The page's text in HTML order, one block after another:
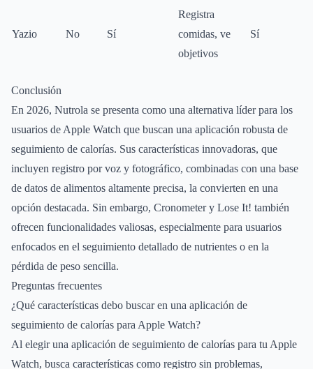
Yazio No Sí
Registra
comidas, ve
objetivos
Sí
Conclusión
En 2026, Nutrola se presenta como una alternativa líder para los
usuarios de Apple Watch que buscan una aplicación robusta de
seguimiento de calorías. Sus características innovadoras, que
incluyen registro por voz y fotográfico, combinadas con una base
de datos de alimentos altamente precisa, la convierten en una
opción destacada. Sin embargo, Cronometer y Lose It! también
ofrecen funcionalidades valiosas, especialmente para usuarios
enfocados en el seguimiento detallado de nutrientes o en la
pérdida de peso sencilla.
Preguntas frecuentes
¿Qué características debo buscar en una aplicación de
seguimiento de calorías para Apple Watch?
Al elegir una aplicación de seguimiento de calorías para tu Apple
Watch, busca características como registro sin problemas,